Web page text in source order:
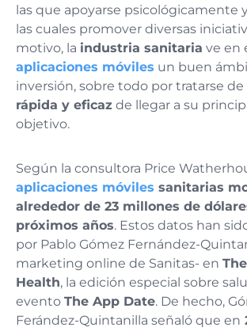
las que apoyarse psicológicamente
las cuales promover diversas
motivo, la industria sanitaria ve en
aplicaciones móviles un buen
inversión, sobre todo por tratarse de
rápida y eficaz de llegar a su
objetivo.
Según la consultora Price
aplicaciones móviles sanitarias
alrededor de 23 millones de
próximos años. Estos datos han
por Pablo Gómez Fernández-
marketing online de Sanitas- en
Health, la edición especial sobre
evento The App Date. De hecho,
Ferández-Quintanilla señaló que en